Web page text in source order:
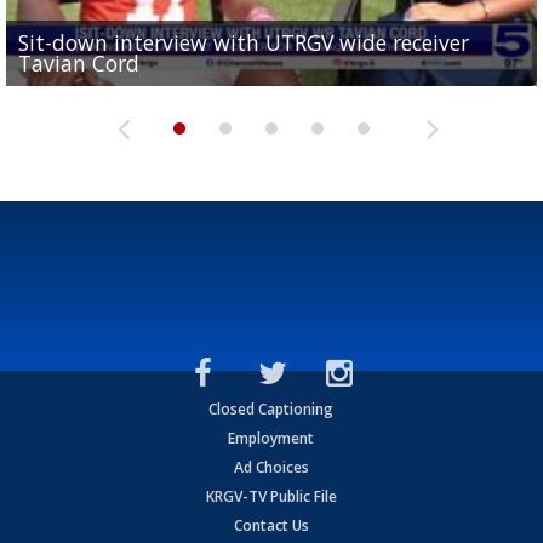
Sit-down interview with UTRGV wide receiver
Tavian Cord
Two-a-Day Tour 2026: Raymondville Bearkats
Two-a-Day Tour 2026: Port Isabel Tarpons
UTRGV football ranks fourth in SLC preseason poll
and receiving votes in...
Two-a-Day Tour 2026: Santa Rosa Warriors
Closed Captioning
Employment
Ad Choices
KRGV-TV Public File
Contact Us